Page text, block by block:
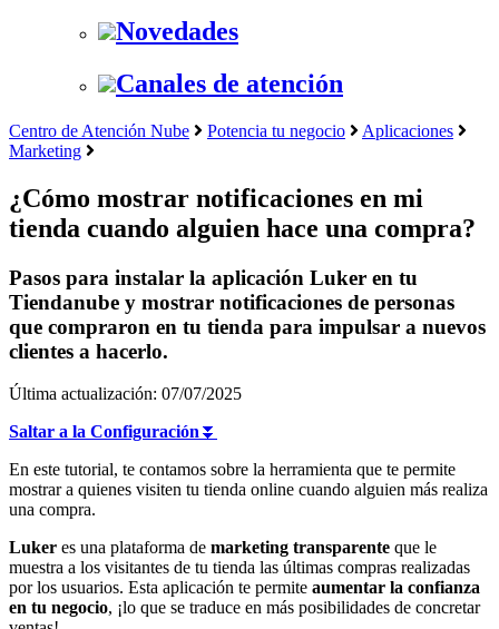
Novedades
Canales de atención
Centro de Atención Nube Potencia tu negocio
Aplicaciones
Marketing
¿Cómo mostrar notificaciones en mi
tienda cuando alguien hace una compra?
Pasos para instalar la aplicación Luker en tu
Tiendanube y mostrar notificaciones de personas
que compraron en tu tienda para impulsar a nuevos
clientes a hacerlo.
Última actualización: 07/07/2025
Saltar a la Configuración⏬
En este tutorial, te contamos sobre la herramienta que te permite
mostrar a quienes visiten tu tienda online cuando alguien más realiza
una compra.
Luker es una plataforma de marketing transparente que le
muestra a los visitantes de tu tienda las últimas compras realizadas
por los usuarios. Esta aplicación te permite aumentar la confianza
en tu negocio, ¡lo que se traduce en más posibilidades de concretar